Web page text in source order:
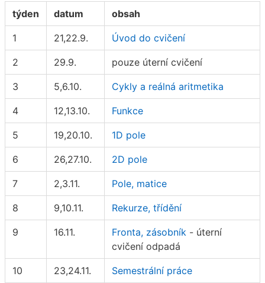
týden datum obsah
1 21,22.9. Úvod do cvičení
2 29.9. pouze úterní cvičení
3 5,6.10. Cykly a reálná aritmetika
4 12,13.10. Funkce
5 19,20.10. 1D pole
6 26,27.10. 2D pole
7 2,3.11. Pole, matice
8 9,10.11. Rekurze, třídění
9 16.11. Fronta, zásobník - úterní
cvičení odpadá
10 23,24.11. Semestrální práce